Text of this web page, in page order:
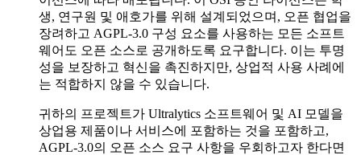
생, 연구원 및 애호가를 위해 설계되었으며, 오픈 협업을
장려하고 AGPL-3.0 구성 요소를 사용하는 모든 소프트
웨어도 오픈 소스로 공개하도록 요구합니다. 이는 투명
성을 보장하고 혁신을 촉진하지만, 상업적 사용 사례에
는 적합하지 않을 수 있습니다.
귀하의 프로젝트가 Ultralytics 소프트웨어 및 AI 모델을
상업용 제품이나 서비스에 포함하는 것을 포함하고,
AGPL-3.0의 오픈 소스 요구 사항을 우회하고자 한다면